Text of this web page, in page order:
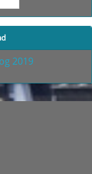
2019